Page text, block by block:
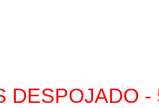
DESPOJADO -